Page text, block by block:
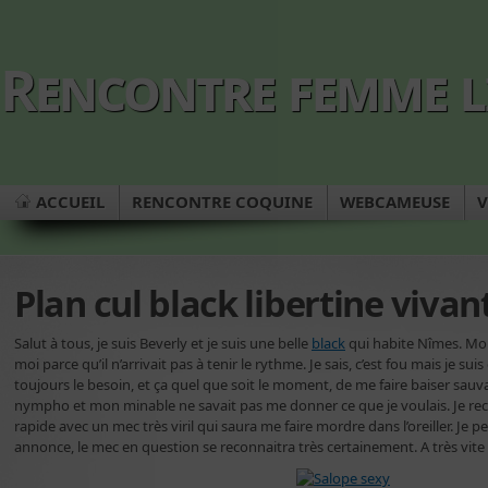
Rencontre
ACCUEIL RENCONTRE COQUINE WEBCAMEUSE
Plan cul black libertine
Salut à tous, je suis Beverly et je suis une belle black qui habite Nîmes.
moi parce qu’il n’arrivait pas à tenir le rythme. Je sais, c’est fou mais je
toujours le besoin, et ça quel que soit le moment, de me faire baiser
nympho et mon minable ne savait pas me donner ce que je voulais. Je
rapide avec un mec très viril qui saura me faire mordre dans l’oreiller. Je
annonce, le mec en question se reconnaitra très certainement. A très